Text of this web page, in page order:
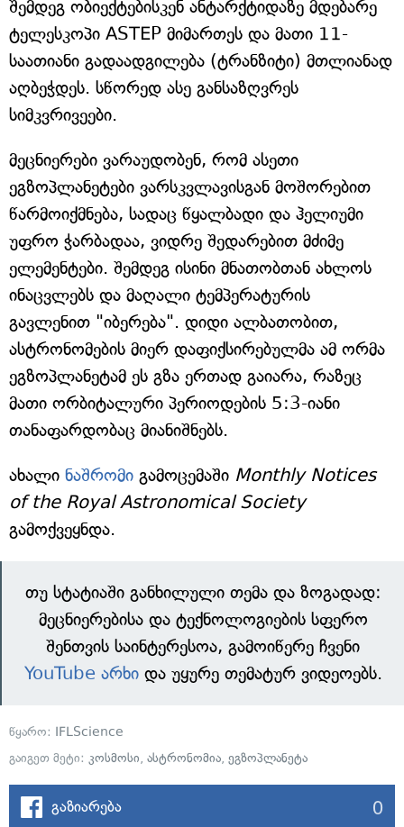
შემდეგ ობიექტებისკენ ანტარქტიდაზე მდებარე
ტელესკოპი ASTEP მიმართეს და მათი 11-
საათიანი გადაადგილება (ტრანზიტი) მთლიანად
აღბეჭდეს. სწორედ ასე განსაზღვრეს
სიმკვრივეები.
მეცნიერები ვარაუდობენ, რომ ასეთი
ეგზოპლანეტები ვარსკვლავისგან მოშორებით
წარმოიქმნება, სადაც წყალბადი და ჰელიუმი
უფრო ჭარბადაა, ვიდრე შედარებით მძიმე
ელემენტები. შემდეგ ისინი მნათობთან ახლოს
ინაცვლებს და მაღალი ტემპერატურის
გავლენით "იბერება". დიდი ალბათობით,
ასტრონომების მიერ დაფიქსირებულმა ამ ორმა
ეგზოპლანეტამ ეს გზა ერთად გაიარა, რაზეც
მათი ორბიტალური პერიოდების 5:3-იანი
თანაფარდობაც მიანიშნებს.
ახალი ნაშრომი გამოცემაში Monthly Notices
of the Royal Astronomical Society
გამოქვეყნდა.
თუ სტატიაში განხილული თემა და ზოგადად:
მეცნიერებისა და ტექნოლოგიების სფერო
შენთვის საინტერესოა, გამოიწერე ჩვენი
YouTube არხიდა უყურე თემატურ ვიდეოებს.
წყარო: IFLScience
გაიგეთ მეტი: კოსმოსი, ასტრონომია, ეგზოპლანეტა
გაზიარება 0